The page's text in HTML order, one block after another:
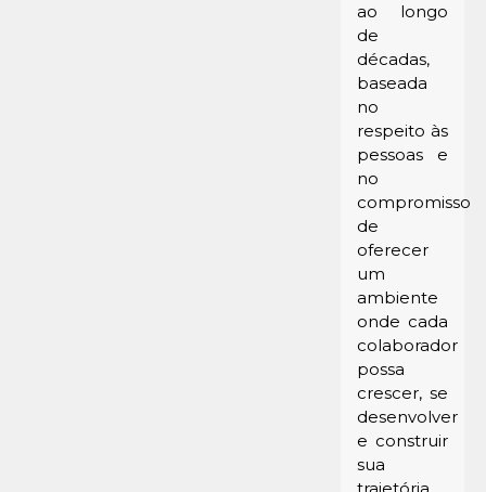
ao longo
de
décadas,
baseada
no
respeito às
pessoas e
no
compromisso
de
oferecer
um
ambiente
onde cada
colaborador
possa
crescer, se
desenvolver
e construir
sua